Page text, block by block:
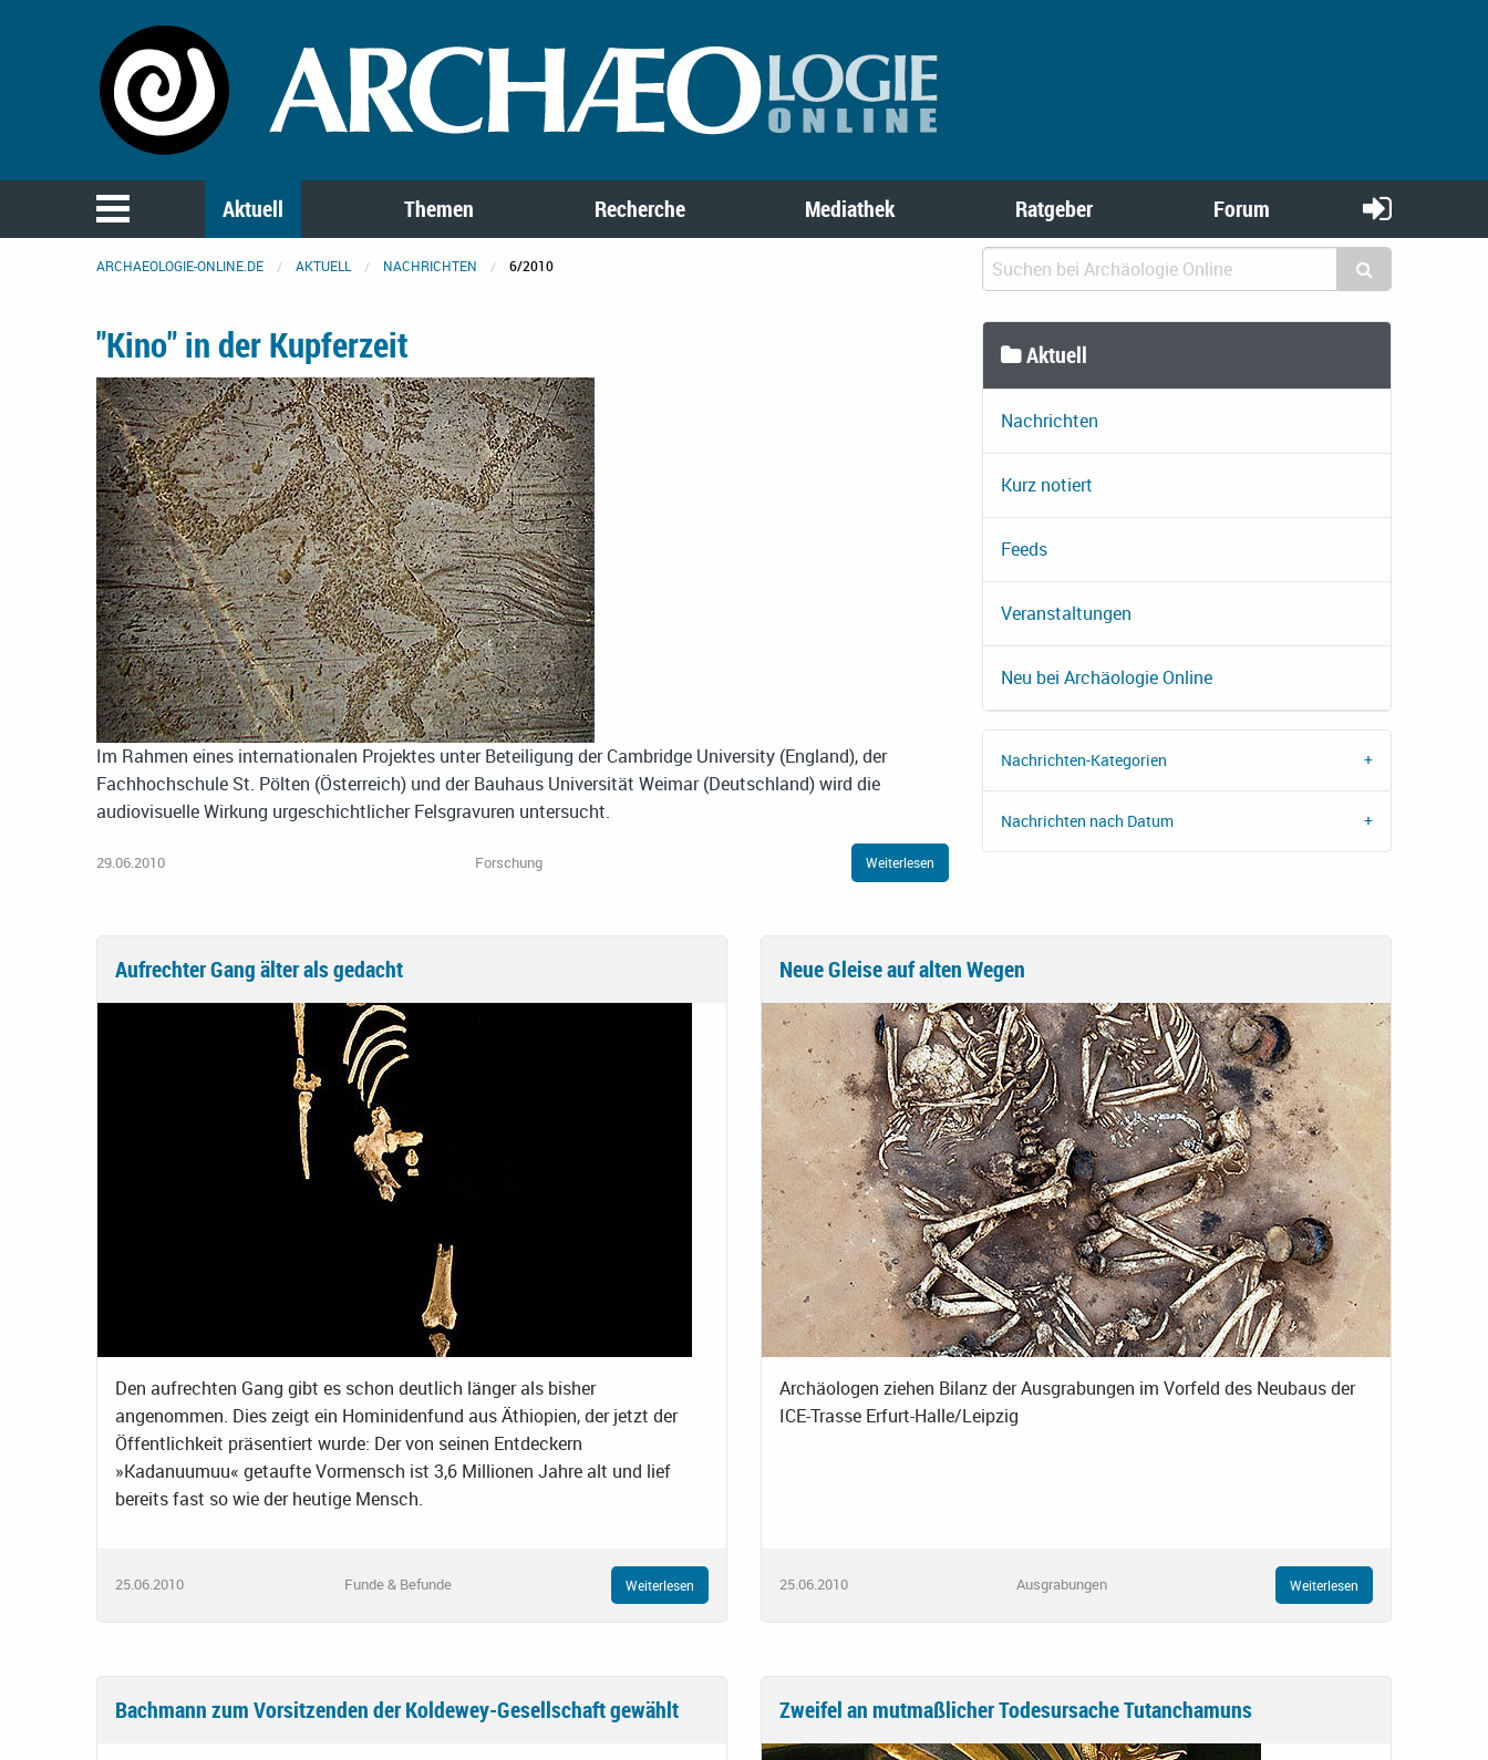
Aktuell Themen Recherche Mediathek Ratgeber Forum
ARCHAEOLOGIE-ONLINE.DE AKTUELL NACHRICHTEN 6/2010
"Kino" in der Kupferzeit
Im Rahmen eines internationalen Projektes unter Beteiligung der Cambridge University (England), der
Fachhochschule St. Pölten (Österreich) und der Bauhaus Universität Weimar (Deutschland) wird die
audiovisuelle Wirkung urgeschichtlicher Felsgravuren untersucht.
29.06.2010 Forschung Weiterlesen
Aktuell
Nachrichten
Kurz notiert
Feeds
Veranstaltungen
Neu bei Archäologie Online
Nachrichten-Kategorien
Nachrichten nach Datum
Aufrechter Gang älter als gedacht
Den aufrechten Gang gibt es schon deutlich länger als bisher
angenommen. Dies zeigt ein Hominidenfund aus Äthiopien, der jetzt der
Öffentlichkeit präsentiert wurde: Der von seinen Entdeckern
»Kadanuumuu« getaufte Vormensch ist 3,6 Millionen Jahre alt und lief
bereits fast so wie der heutige Mensch.
25.06.2010 Funde & Befunde Weiterlesen
Neue Gleise auf alten Wegen
Archäologen ziehen Bilanz der Ausgrabungen im Vorfeld des Neubaus der
ICE-Trasse Erfurt-Halle/Leipzig
25.06.2010 Ausgrabungen Weiterlesen
Bachmann zum Vorsitzenden der Koldewey-Gesellschaft gewählt Zweifel an mutmaßlicher Todesursache Tutanchamuns